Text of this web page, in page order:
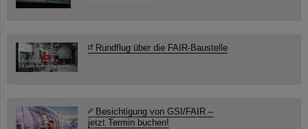
Rundflug über die FAIR-Baustelle
Besichtigung von GSI/FAIR –
jetzt Termin buchen!